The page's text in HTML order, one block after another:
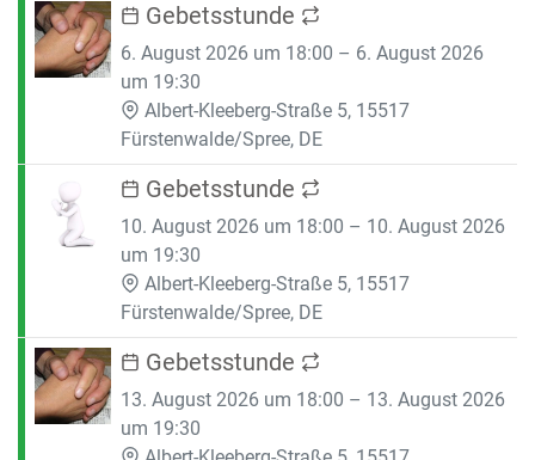
Gebetsstunde
6. August 2026 um 18:00 – 6. August 2026
um 19:30
Albert-Kleeberg-Straße 5, 15517
Fürstenwalde/Spree, DE
Gebetsstunde
10. August 2026 um 18:00 – 10. August 2026
um 19:30
Albert-Kleeberg-Straße 5, 15517
Fürstenwalde/Spree, DE
Gebetsstunde
13. August 2026 um 18:00 – 13. August 2026
um 19:30